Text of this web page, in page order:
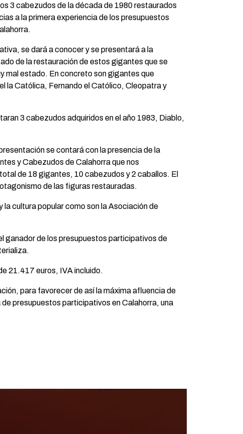
3 cabezudos de la década de 1980 restaurados
a la primera experiencia de los presupuestos
se dará a conocer y se presentará a la
de la restauración de estos gigantes que se
mal estado. En concreto son gigantes que
la Católica, Fernando el Católico, Cleopatra y
3 cabezudos adquiridos en el año 1983, Diablo,
se contará con la presencia de la
y Cabezudos de Calahorra que nos
de 18 gigantes, 10 cabezudos y 2 caballos. El
de las figuras restauradas.
cultura popular como son la Asociación de
ganador de los presupuestos participativos de
21.417 euros, IVA incluido.
para favorecer de así la máxima afluencia de
presupuestos participativos en Calahorra, una